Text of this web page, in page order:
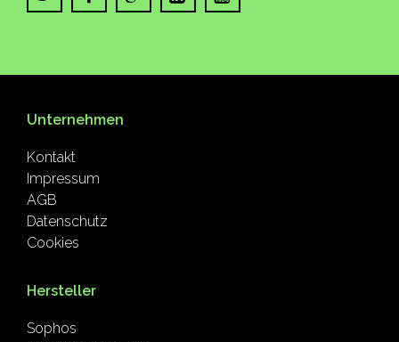
Unternehmen
Kontakt
Impressum
AGB
Datenschutz
Cookies
Hersteller
Sophos